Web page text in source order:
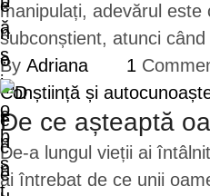
manipulați, adevărul
subconștient, atunci
By Adriana 1
Conștiință și
De ce așteaptă
De-a lungul vieții ai
ai întrebat de ce unii